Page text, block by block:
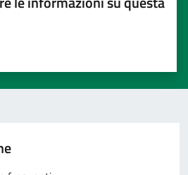
stelle su 5
su 5
5